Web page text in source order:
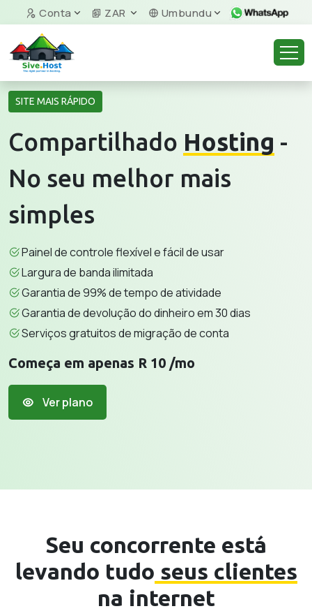
Conta ZAR Umbundu
SITE MAIS RÁPIDO
Compartilhado Hosting -
No seu melhor mais
simples
Painel de controle flexível e fácil de usar
Largura de banda ilimitada
Garantia de 99% de tempo de atividade
Garantia de devolução do dinheiro em 30 dias
Serviços gratuitos de migração de conta
Começa em apenas R 10 /mo
Ver plano
Seu concorrente está
levando tudo seus clientes
na internet